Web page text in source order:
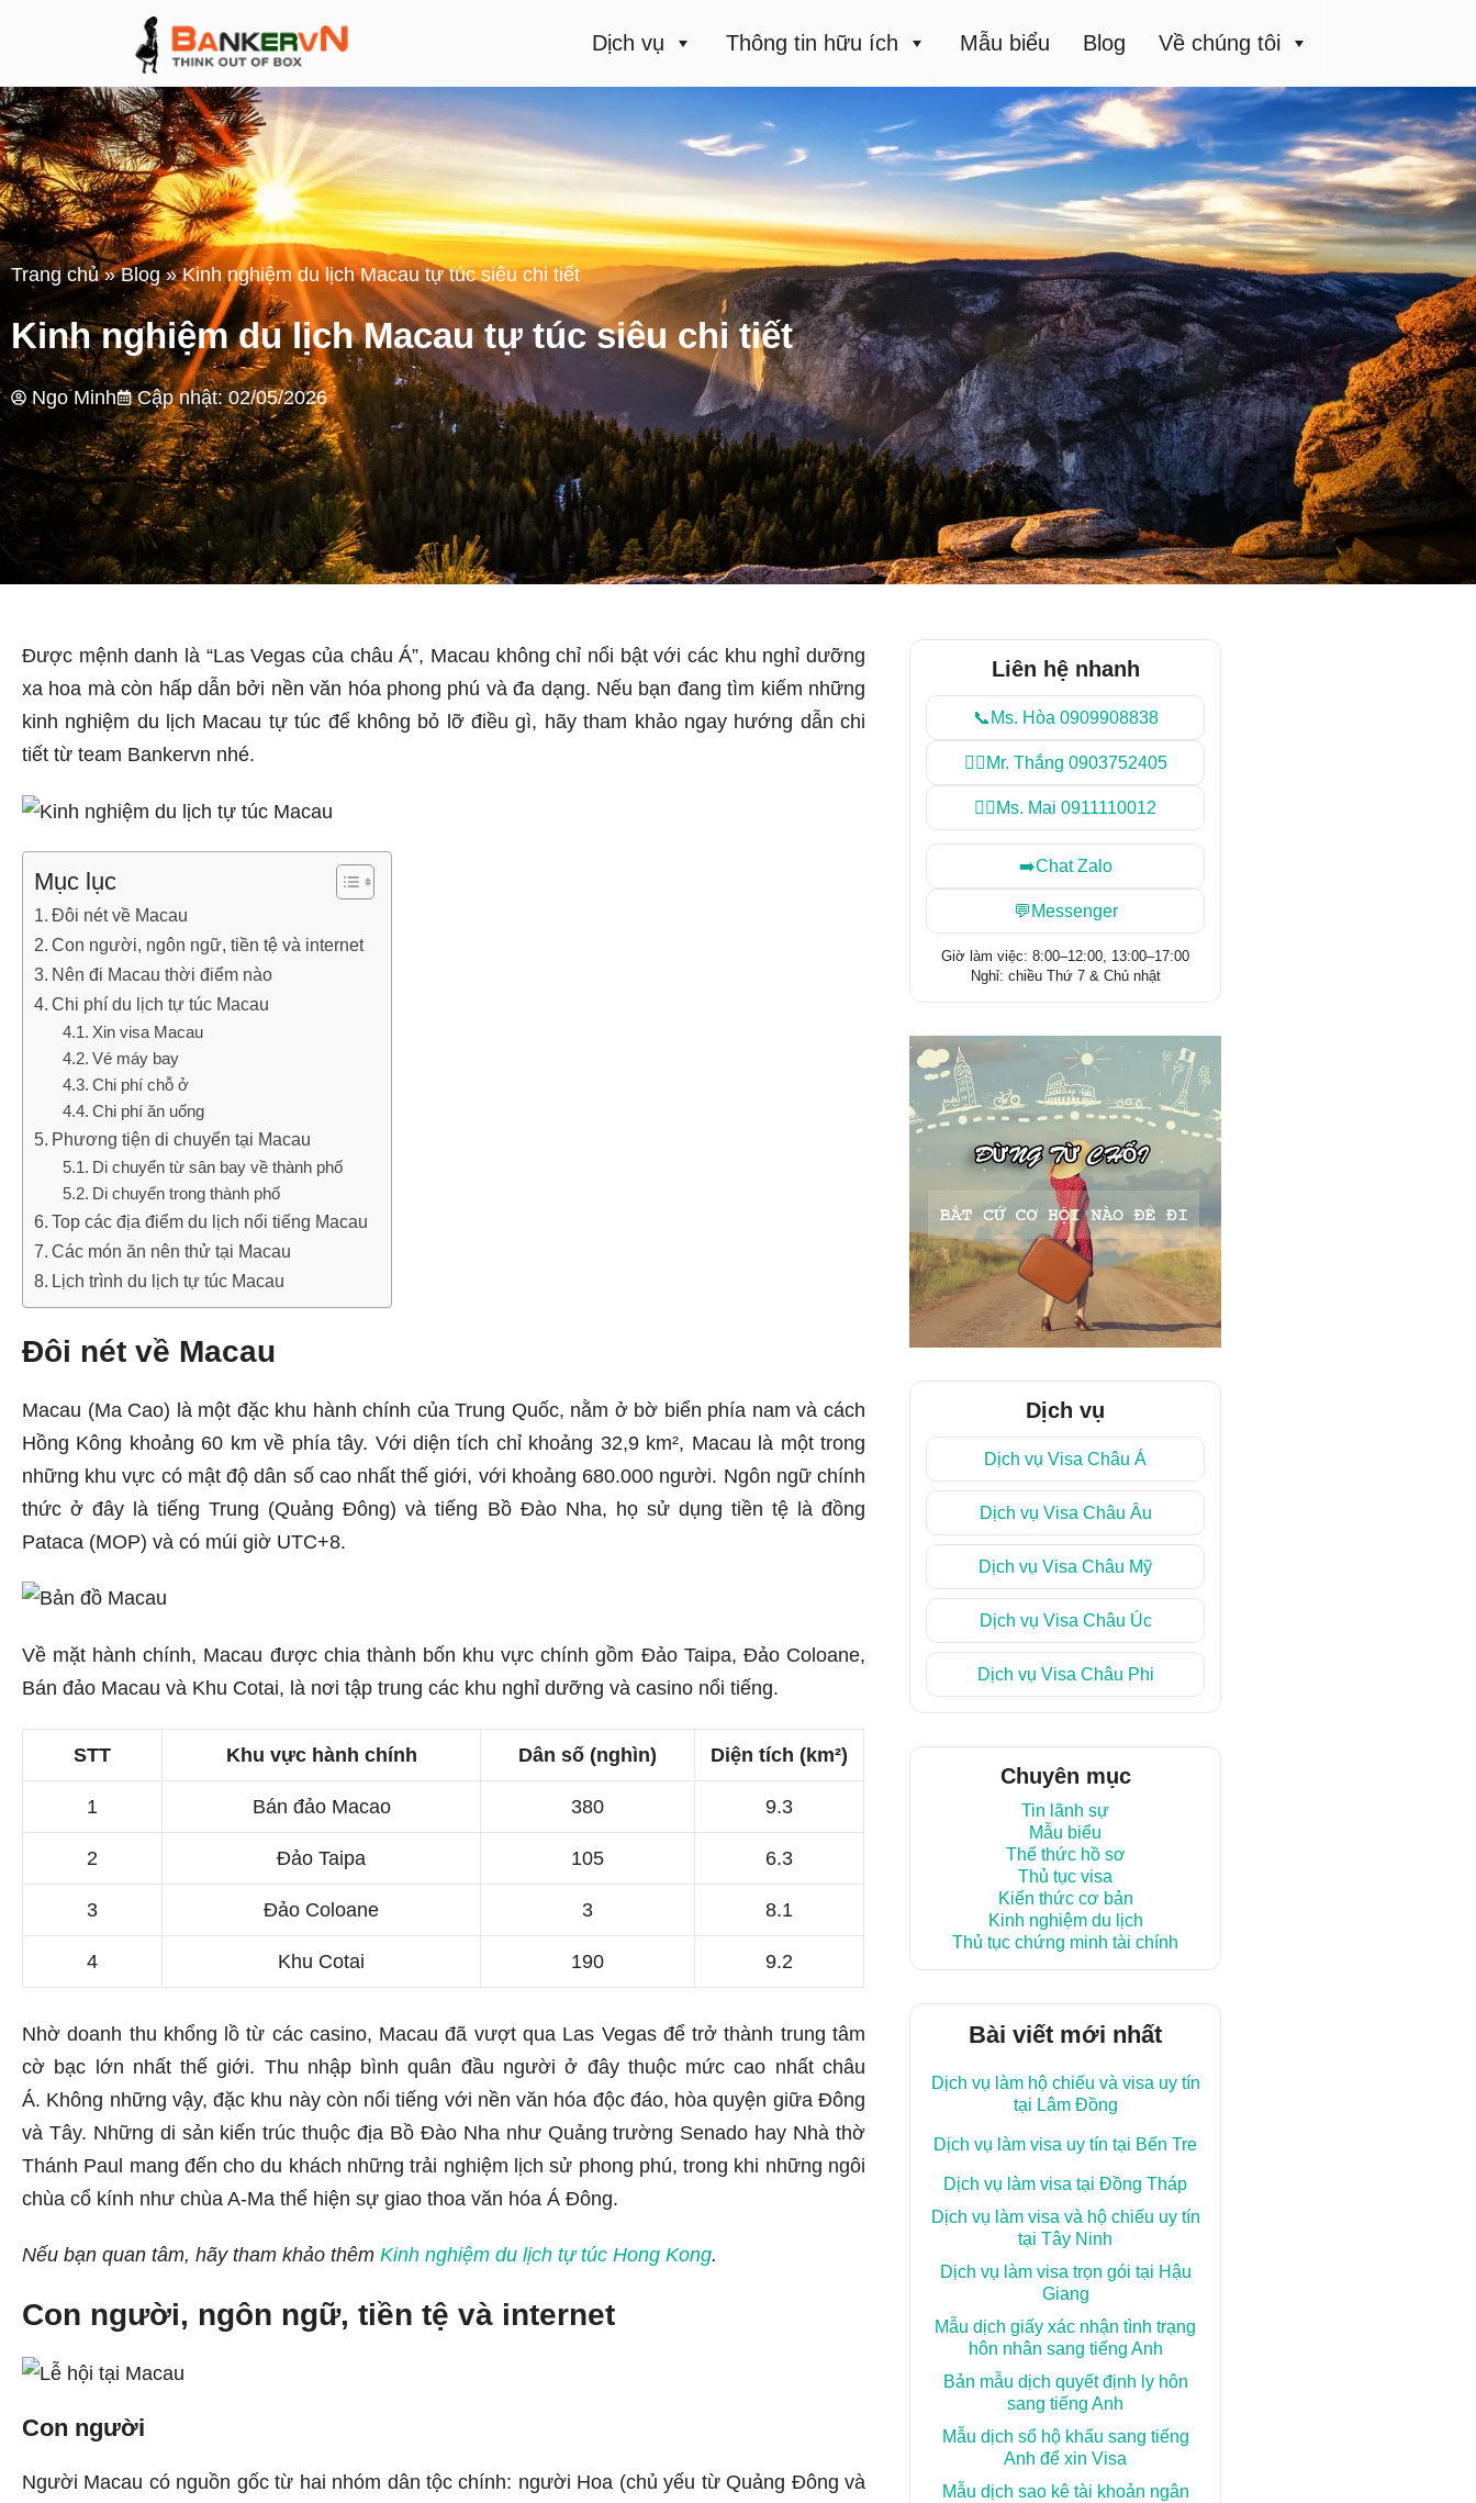
Dịch vụ Thông tin hữu ích Mẫu biểu Blog Về chúng tôi
Trang chủ»Blog»Kinh nghiệm du lịch Macau tự túc siêu chi tiết
Kinh nghiệm du lịch Macau tự túc siêu chi tiết
Ngo Minh Cập nhật: 02/05/2026
Được mệnh danh là “Las Vegas của châu Á”, Macau không chỉ nổi bật với các khu nghỉ dưỡng
xa hoa mà còn hấp dẫn bởi nền văn hóa phong phú và đa dạng. Nếu bạn đang tìm kiếm những
kinh nghiệm du lịch Macau tự túc để không bỏ lỡ điều gì, hãy tham khảo ngay hướng dẫn chi
tiết từ team Bankervn nhé.
Mục lục
Đôi nét về Macau
Con người, ngôn ngữ, tiền tệ và internet
Nên đi Macau thời điểm nào
Chi phí du lịch tự túc Macau
Xin visa Macau
Vé máy bay
Chi phí chỗ ở
Chi phí ăn uống
Phương tiện di chuyển tại Macau
Di chuyển từ sân bay về thành phố
Di chuyển trong thành phố
Top các địa điểm du lịch nổi tiếng Macau
Các món ăn nên thử tại Macau
Lịch trình du lịch tự túc Macau
Đôi nét về Macau
Macau (Ma Cao) là một đặc khu hành chính của Trung Quốc, nằm ở bờ biển phía nam và cách
Hồng Kông khoảng 60 km về phía tây. Với diện tích chỉ khoảng 32,9 km², Macau là một trong
những khu vực có mật độ dân số cao nhất thế giới, với khoảng 680.000 người. Ngôn ngữ chính
thức ở đây là tiếng Trung (Quảng Đông) và tiếng Bồ Đào Nha, họ sử dụng tiền tệ là đồng
Pataca (MOP) và có múi giờ UTC+8.
Về mặt hành chính, Macau được chia thành bốn khu vực chính gồm Đảo Taipa, Đảo Coloane,
Bán đảo Macau và Khu Cotai, là nơi tập trung các khu nghỉ dưỡng và casino nổi tiếng.
STT Khu vực hành chính Dân số (nghìn) Diện tích (km²)
1 Bán đảo Macao 380 9.3
2 Đảo Taipa 105 6.3
3 Đảo Coloane 3 8.1
4 Khu Cotai 190 9.2
Nhờ doanh thu khổng lồ từ các casino, Macau đã vượt qua Las Vegas để trở thành trung tâm
cờ bạc lớn nhất thế giới. Thu nhập bình quân đầu người ở đây thuộc mức cao nhất châu
Á. Không những vậy, đặc khu này còn nổi tiếng với nền văn hóa độc đáo, hòa quyện giữa Đông
và Tây. Những di sản kiến trúc thuộc địa Bồ Đào Nha như Quảng trường Senado hay Nhà thờ
Thánh Paul mang đến cho du khách những trải nghiệm lịch sử phong phú, trong khi những ngôi
chùa cổ kính như chùa A-Ma thể hiện sự giao thoa văn hóa Á Đông.
Nếu bạn quan tâm, hãy tham khảo thêm Kinh nghiệm du lịch tự túc Hong Kong.
Con người, ngôn ngữ, tiền tệ và internet
Con người
Người Macau có nguồn gốc từ hai nhóm dân tộc chính: người Hoa (chủ yếu từ Quảng Đông và
Liên hệ nhanh
📞Ms. Hòa 0909908838
💁‍♂️Mr. Thắng 0903752405
💁‍♀️Ms. Mai 0911110012
➡️Chat Zalo
💬Messenger
Giờ làm việc: 8:00–12:00, 13:00–17:00
Nghỉ: chiều Thứ 7 & Chủ nhật
Dịch vụ
Dịch vụ Visa Châu Á
Dịch vụ Visa Châu Âu
Dịch vụ Visa Châu Mỹ
Dịch vụ Visa Châu Úc
Dịch vụ Visa Châu Phi
Chuyên mục
Tin lãnh sự
Mẫu biểu
Thể thức hồ sơ
Thủ tục visa
Kiến thức cơ bản
Kinh nghiệm du lịch
Thủ tục chứng minh tài chính
Bài viết mới nhất
Dịch vụ làm hộ chiếu và visa uy tín
tại Lâm Đồng
Dịch vụ làm visa uy tín tại Bến Tre
Dịch vụ làm visa tại Đồng Tháp
Dịch vụ làm visa và hộ chiếu uy tín
tại Tây Ninh
Dịch vụ làm visa trọn gói tại Hậu
Giang
Mẫu dịch giấy xác nhận tình trạng
hôn nhân sang tiếng Anh
Bản mẫu dịch quyết định ly hôn
sang tiếng Anh
Mẫu dịch sổ hộ khẩu sang tiếng
Anh để xin Visa
Mẫu dịch sao kê tài khoản ngân